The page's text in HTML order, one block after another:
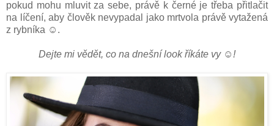
pokud mohu mluvit za sebe, právě k černé je třeba přitlačit
na líčení, aby člověk nevypadal jako mrtvola právě vytažená
z rybníka ☺.
Dejte mi vědět, co na dnešní look říkáte vy ☺!